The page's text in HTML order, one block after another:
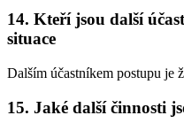
14. Kteří jsou další
situace
Dalším účastníkem postupu je
15. Jaké další činnosti